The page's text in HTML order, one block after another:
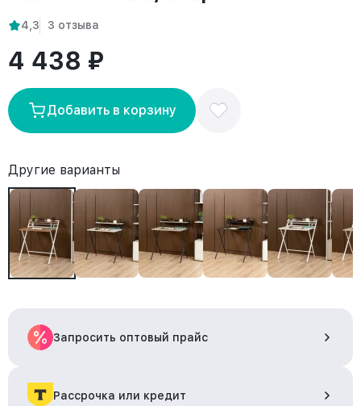
4,3 3 отзыва
4 438 ₽
Добавить в корзину
Другие варианты
Запросить оптовый прайс
Рассрочка или кредит